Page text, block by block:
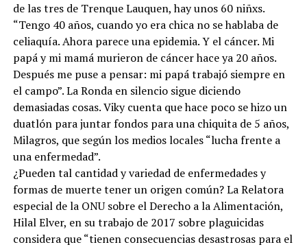
de las tres de Trenque Lauquen, hay unos 60 niñxs.
“Tengo 40 años, cuando yo era chica no se hablaba de
celiaquía. Ahora parece una epidemia. Y el cáncer. Mi
papá y mi mamá murieron de cáncer hace ya 20 años.
Después me puse a pensar: mi papá trabajó siempre en
el campo”. La Ronda en silencio sigue diciendo
demasiadas cosas. Viky cuenta que hace poco se hizo un
duatlón para juntar fondos para una chiquita de 5 años,
Milagros, que según los medios locales “lucha frente a
una enfermedad”.
¿Pueden tal cantidad y variedad de enfermedades y
formas de muerte tener un origen común? La Relatora
especial de la ONU sobre el Derecho a la Alimentación,
Hilal Elver, en su trabajo de 2017 sobre plaguicidas
considera que “tienen consecuencias desastrosas para el